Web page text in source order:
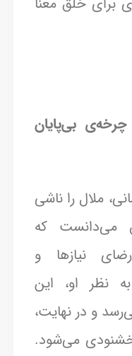
چرخه‌ی بی‌پایان
ملال را ناشی
می‌دانست که
نیازها و
نظر او، این
و در نهایت،
می‌شود.